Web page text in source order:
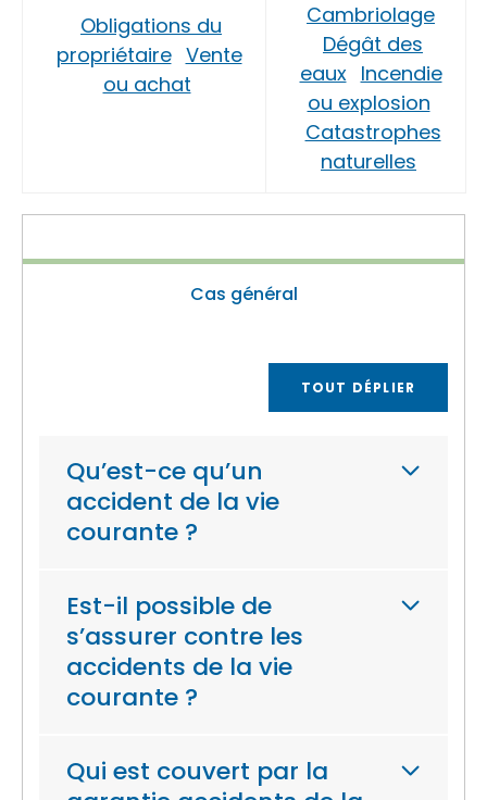
Obligations du
propriétaire Vente
ou achat
Cambriolage
Dégât des
eaux Incendie
ou explosion
Catastrophes
naturelles
Cas général
TOUT DÉPLIER
Qu’est-ce qu’un
accident de la vie
courante ?
Est-il possible de
s’assurer contre les
accidents de la vie
courante ?
Qui est couvert par la